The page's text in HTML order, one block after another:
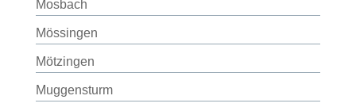
Mosbach
Mössingen
Mötzingen
Muggensturm